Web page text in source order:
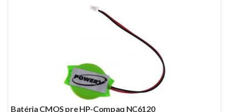
Batéria CMOS pre HP-Compaq NC6120